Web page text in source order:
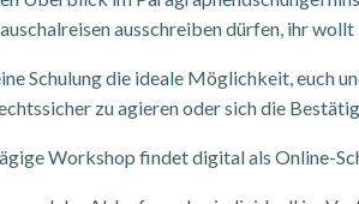
ausschreiben dürfen, ihr
Schulung die ideale Möglichkeit, euch
zu agieren oder sich die
Workshop findet digital als Online-